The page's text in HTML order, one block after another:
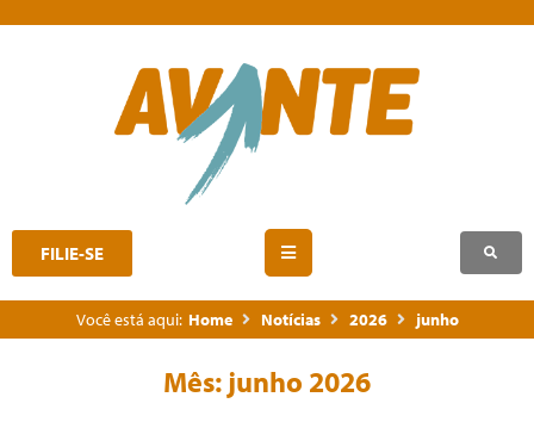
FILIE-SE
Você está aqui: Home Notícias 2026 junho
Mês: junho 2026